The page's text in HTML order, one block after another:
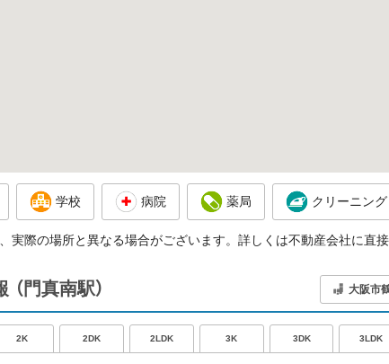
学校 病院 薬局 クリーニング
実際の場所と異なる場合がございます。詳しくは不動産会社に直接
（門真南駅） 大阪市
2K 2DK 2LDK 3K 3DK 3LDK